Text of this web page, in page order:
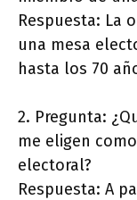
Respuesta: La
una mesa
hasta los 70
2. Pregunta:
me eligen
electoral?
Respuesta: A